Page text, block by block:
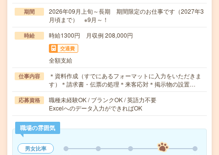
期間
2026年09月上旬～長期 期間限定のお仕事です（2027年3
月頃まで） ※9月～！
時給 時給1300円 月収例 208,000円
交通費
全額支給
仕事内容
＊資料作成（すでにあるフォーマットに入力をいただきま
す）＊請求書・伝票の処理＊来客応対＊掲示物の設置…
応募資格
職種未経験OK / ブランクOK / 英語力不要
Excelへのデータ入力ができればOK
職場の雰囲気
男女比率